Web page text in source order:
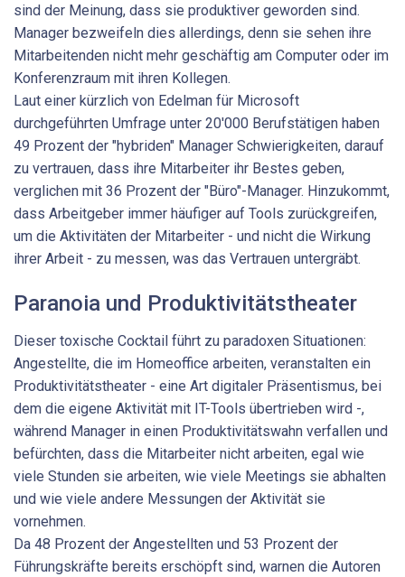
sind der Meinung, dass sie produktiver geworden sind.
Manager bezweifeln dies allerdings, denn sie sehen ihre
Mitarbeitenden nicht mehr geschäftig am Computer oder im
Konferenzraum mit ihren Kollegen.
Laut einer kürzlich von Edelman für Microsoft
durchgeführten Umfrage unter 20'000 Berufstätigen haben
49 Prozent der "hybriden" Manager Schwierigkeiten, darauf
zu vertrauen, dass ihre Mitarbeiter ihr Bestes geben,
verglichen mit 36 Prozent der "Büro"-Manager. Hinzukommt,
dass Arbeitgeber immer häufiger auf Tools zurückgreifen,
um die Aktivitäten der Mitarbeiter - und nicht die Wirkung
ihrer Arbeit - zu messen, was das Vertrauen untergräbt.
Paranoia und Produktivitätstheater
Dieser toxische Cocktail führt zu paradoxen Situationen:
Angestellte, die im Homeoffice arbeiten, veranstalten ein
Produktivitätstheater - eine Art digitaler Präsentismus, bei
dem die eigene Aktivität mit IT-Tools übertrieben wird -,
während Manager in einen Produktivitätswahn verfallen und
befürchten, dass die Mitarbeiter nicht arbeiten, egal wie
viele Stunden sie arbeiten, wie viele Meetings sie abhalten
und wie viele andere Messungen der Aktivität sie
vornehmen.
Da 48 Prozent der Angestellten und 53 Prozent der
Führungskräfte bereits erschöpft sind, warnen die Autoren